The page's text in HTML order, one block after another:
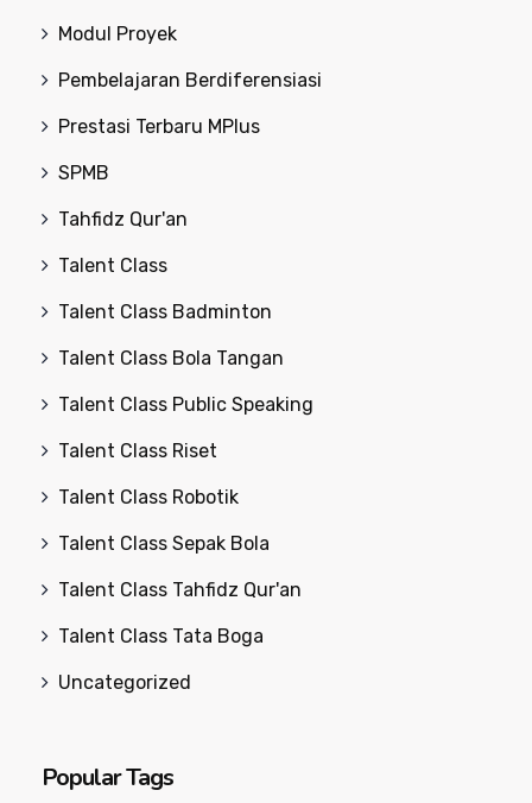
Modul Proyek
Pembelajaran Berdiferensiasi
Prestasi Terbaru MPlus
SPMB
Tahfidz Qur'an
Talent Class
Talent Class Badminton
Talent Class Bola Tangan
Talent Class Public Speaking
Talent Class Riset
Talent Class Robotik
Talent Class Sepak Bola
Talent Class Tahfidz Qur'an
Talent Class Tata Boga
Uncategorized
Popular Tags